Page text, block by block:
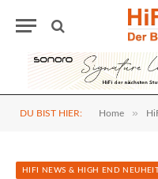
DU BIST HIER: Home »
HIFI NEWS & HIGH END